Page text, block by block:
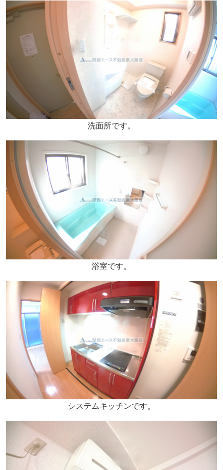
洗面所です。
浴室です。
システムキッチンです。